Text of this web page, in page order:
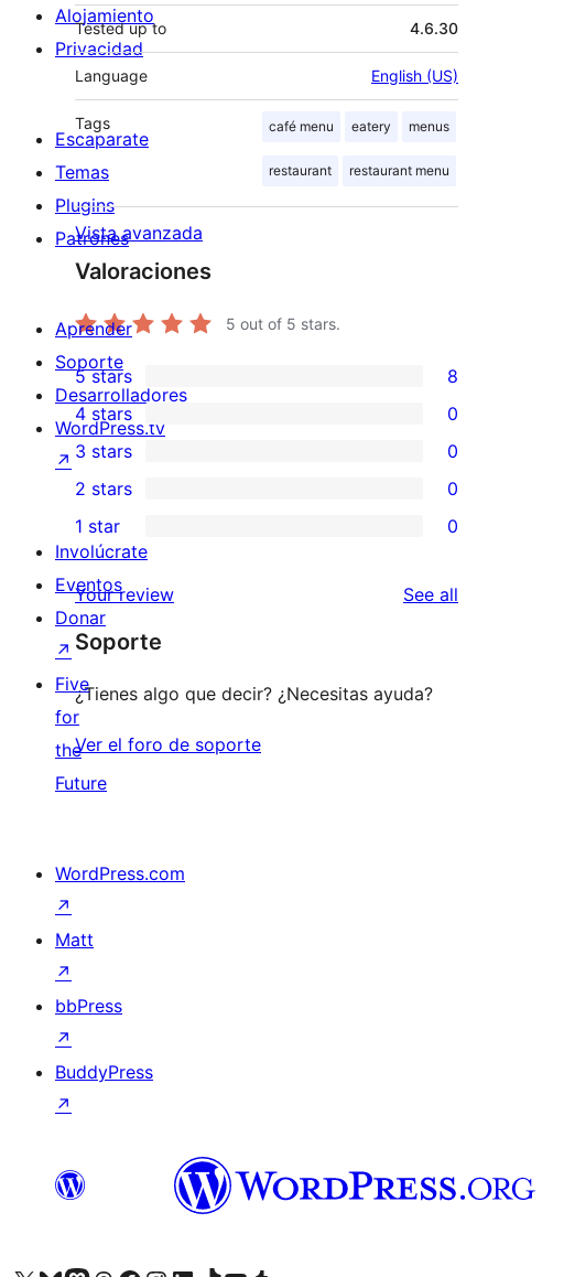
Tested up to 4.6.30
Language English (US)
Tags café menu eatery menus
restaurant restaurant menu
Vista avanzada
Valoraciones
5 out of 5 stars.
8
5-
star
reviews
5 stars 8
0
4-
star
reviews
4 stars 0
0
3-
star
reviews
3 stars 0
2-
reviews
2 stars 0
star
reviews
1 star 0
Your review See all
Soporte
¿Tienes algo que decir? ¿Necesitas ayuda?
Ver el foro de soporte
Alojamiento
Privacidad
Escaparate
Temas
Plugins
Patrones
Aprender
Soporte
Desarrolladores
WordPress.tv
↗
Involúcrate
Eventos
Donar
↗
Five
for
the
Future
WordPress.com
↗
Matt
↗
bbPress
↗
BuddyPress
↗